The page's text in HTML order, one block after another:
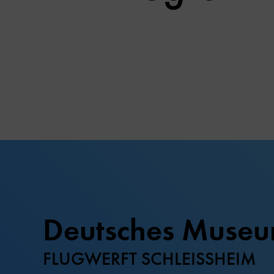
Deutsches
FLUGWERFT SCHLEISSHEIM